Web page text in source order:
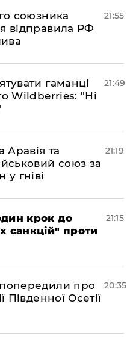
союзника
відправила РФ
21:55
гаманці
Wildberries: "Ні
21:49
Аравія та
союз за
гніві
21:19
крок до
санкцій" проти
21:15
про
Південної Осетії
20:35